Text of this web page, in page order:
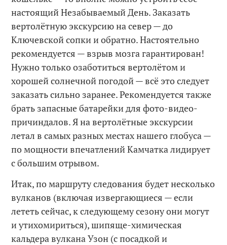
настоящий Незабываемый День. Заказать
вертолётную экскурсию на север — до
Ключевской сопки и обратно. Настоятельно
рекомендуется — взрыв мозга гарантирован!
Нужно только озаботиться вертолётом и
хорошей солнечной погодой — всё это следует
заказать сильно заранее. Рекомендуется также
брать запасные батарейки для фото-видео-
причиндалов. Я на вертолётные экскурсии
летал в самых разных местах нашего глобуса —
по мощности впечатлений Камчатка лидирует
с большим отрывом.
Итак, по маршруту следования будет несколько
вулканов (включая извергающиеся — если
лететь сейчас, к следующему сезону они могут
и утихомириться), шипяще-химическая
кальдера вулкана Узон (с посадкой и